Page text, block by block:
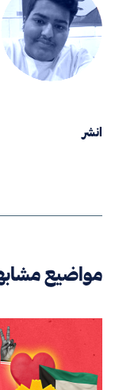
انشر
مواضيع